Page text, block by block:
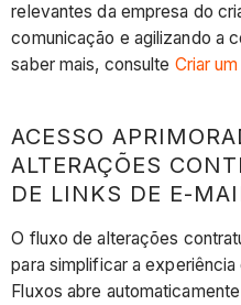
relevantes da empresa do
comunicação e agilizando a
saber mais, consulte Criar
ACESSO
ALTERAÇÕES
DE LINKS DE E-
O fluxo de alterações
para simplificar a experiência
Fluxos abre